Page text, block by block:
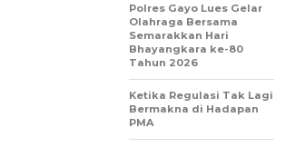
Polres Gayo Lues Gelar
Olahraga Bersama
Semarakkan Hari
Bhayangkara ke-80
Tahun 2026
Ketika Regulasi Tak Lagi
Bermakna di Hadapan
PMA